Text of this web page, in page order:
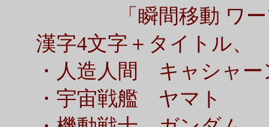
「瞬間移動 ワー
漢字4文字＋タイトル、
・人造人間 キャシャー
・宇宙戦艦 ヤマト